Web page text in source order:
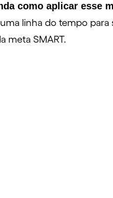
como aplicar esse
linha do tempo
meta SMART.